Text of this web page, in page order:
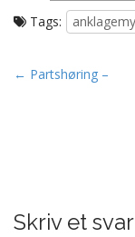
Tags:
Post
← Partshøring –
Skriv et svar